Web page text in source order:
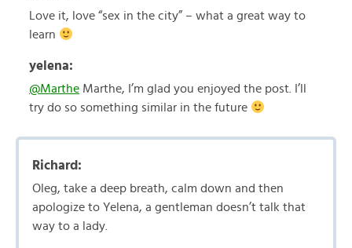
Love it, love “sex in the city” – what a great way to
learn
yelena:
@Marthe Marthe, I’m glad you enjoyed the post. I’ll
try do so something similar in the future
Richard:
Oleg, take a deep breath, calm down and then
apologize to Yelena, a gentleman doesn’t talk that
way to a lady.